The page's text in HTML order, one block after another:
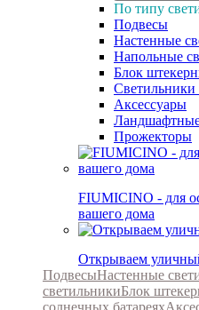
По типу
Подвесы
Настенные
Напольные
Блок
Светильники
Аксессуары
Прожекторы
FIUMICINO - для
вашего дома
Открываем
ПодвесыНастенные
светильникиБлок
солнечных батареях